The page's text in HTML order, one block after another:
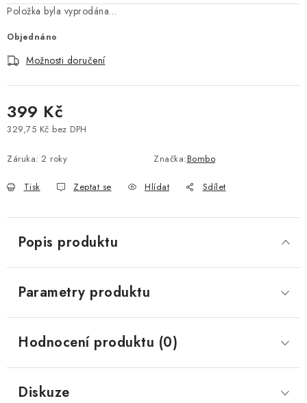
Vše o nákupu Jak reklamovat či vrátit zboží
Kontakty
Prodejny Volná místa
Položka byla vyprodána…
Objednáno
Možnosti doručení
399 Kč
329,75 Kč bez DPH
Záruka: 2 roky Značka:Bombo
Tisk Zeptat se Hlídat Sdílet
Popis produktu
Parametry produktu
Hodnocení produktu (0)
Diskuze